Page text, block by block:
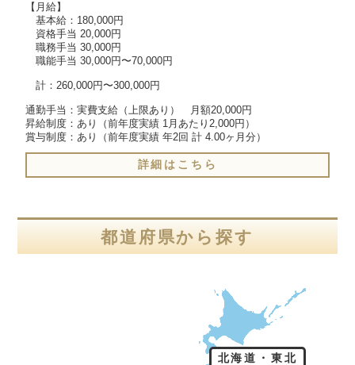
【月給】
基本給：180,000円
資格手当 20,000円
職務手当 30,000円
職能手当 30,000円〜70,000円
計：260,000円〜300,000円
通勤手当：実費支給（上限あり）　月額20,000円
昇給制度：あり（前年度実績 1月あたり2,000円）
賞与制度：あり（前年度実績 年2回 計 4.00ヶ月分）
詳細はこちら
都道府県から探す
北海道・東北